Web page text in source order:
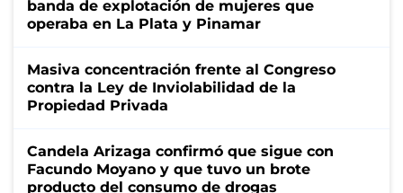
banda de explotación de mujeres que
operaba en La Plata y Pinamar
Masiva concentración frente al Congreso
contra la Ley de Inviolabilidad de la
Propiedad Privada
Candela Arizaga confirmó que sigue con
Facundo Moyano y que tuvo un brote
producto del consumo de drogas